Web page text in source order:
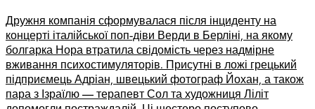
Дружня компанія сформувалася після інциденту на
концерті італійської поп-діви Верди в Берліні, на якому
болгарка Нора втратила свідомість через надмірне
вживання психостимуляторів. Присутні в ложі грецький
підприємець Адріан, швецький фотограф Йохан, а також
пара з Ізраїлю –– терапевт Сол та художниця Ліліт